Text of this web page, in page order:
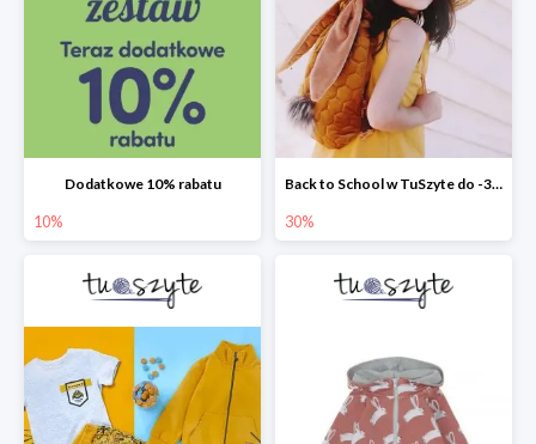
Dodatkowe 10% rabatu
10%
Back to School w TuSzyte do -30%
30%